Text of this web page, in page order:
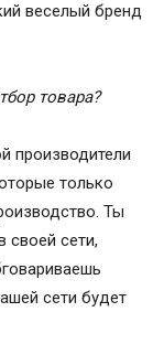
веселый бренд
товара?
производители
только
Ты
своей сети,
сети будет